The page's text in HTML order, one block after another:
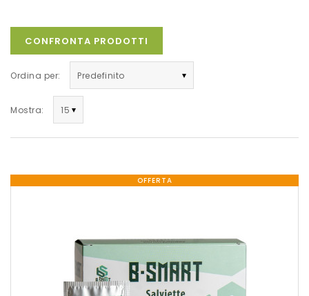
CONFRONTA PRODOTTI
Ordina per:
Mostra:
OFFERTA